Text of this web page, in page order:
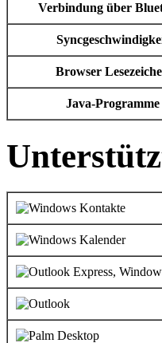
Verbindung über
Browser
Java-Programme